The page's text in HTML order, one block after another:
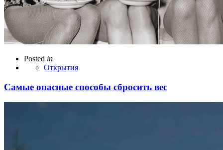
Posted in
Открытия
Самые опасные способы сбросить вес